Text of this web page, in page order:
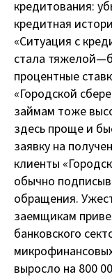
кредитования:
кредитная
«Ситуация с
стала тяжелой —
процентные
«Городской
займам тоже
здесь проще и
заявку на
клиенты
обычно
обращения.
заемщикам
банковского
выросло на 800